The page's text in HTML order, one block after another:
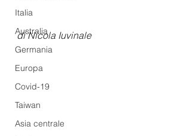
Italia
Australia
Germania
Europa
Covid-19
Taiwan
Asia centrale
di Nicola Iuvinale